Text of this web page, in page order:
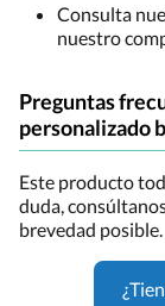
Consulta
nuestro
Preguntas
personalizado
Este producto
duda,
brevedad posible.